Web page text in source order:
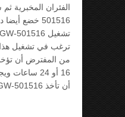
من المفترض أن
أن تأخذ GW-501516 جنبا إلى جنب مع PCT إذا كنت تعرف أنك قد تستخدم منتجات الابتنائية التي لديها مستوى عال من التسمم.